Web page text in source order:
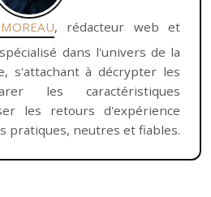
, rédacteur web et
dans l'univers de la
s'attachant à décrypter les
les caractéristiques
les retours d'expérience
pratiques, neutres et fiables.